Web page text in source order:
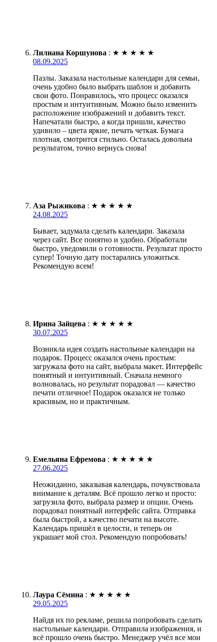
Лилиана Коршунова : ★ ★ ★ ★ ★
08.09.2025
Пазлы. Заказала настольные календари для семьи,
очень удобно было выбрать шаблон и добавить
свои фото. Понравилось, что процесс оказался
простым и интуитивным. Можно было изменить
расположение изображений и добавить текст.
Напечатали быстро, а когда пришли, качество
удивило – цвета яркие, печать четкая. Бумага
плотная, смотрится стильно. Осталась довольна
результатом, точно вернусь снова!
Аза Рыжикова : ★ ★ ★ ★ ★
24.08.2025
Бывает, задумала сделать календари. Заказала
через сайт. Все понятно и удобно. Обработали
быстро, уведомили о готовности. Результат просто
супер! Точную дату постарались уложиться.
Рекомендую всем!
Ирина Зайцева : ★ ★ ★ ★ ★
30.07.2025
Возникла идея создать настольные календари на
подарок. Процесс оказался очень простым:
загружала фото на сайт, выбрала макет. Интерфейс
понятный и интуитивный. Сначала немного
волновалась, но результат порадовал — качество
печати отличное! Подарок оказался не только
красивым, но и практичным.
Емельяна Ефремова : ★ ★ ★ ★ ★
27.06.2025
Неожиданно, заказывая календарь, почувствовала
внимание к деталям. Всё прошло легко и просто:
загрузила фото, выбрала размер и опции. Очень
порадовал понятный интерфейс сайта. Отправка
была быстрой, а качество печати на высоте.
Календарь пришёл в целости, и теперь он
украшает мой стол. Рекомендую попробовать!
Лаура Сёмина : ★ ★ ★ ★ ★
29.05.2025
Найдя их по рекламе, решила попробовать сделать
настольные календари. Отправила изображения, и
всё прошло очень быстро. Менеджер учёл все мои